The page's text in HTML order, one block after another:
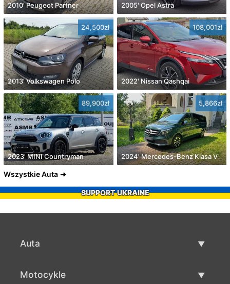
2010' Peugeot Partner 2005' Opel Astra
24,500zł
2013' Volkswagen Polo
108,001zł
2022' Nissan Qashqai
89,900zł
2023' MINI Countryman
5,866zł
2024' Mercedes-Benz Klasa V
Wszystkie Auta
SUPPORT UKRAINE
Auta
Motocykle